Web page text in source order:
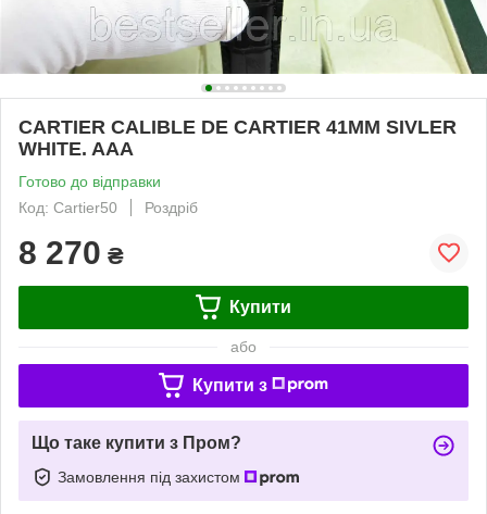
CARTIER CALIBLE DE CARTIER 41MM SIVLER
WHITE. AAA
Готово до відправки
Код: Cartier50
Роздріб
8 270 ₴
Купити
або
Купити з
Що таке купити з Пром?
Замовлення під захистом